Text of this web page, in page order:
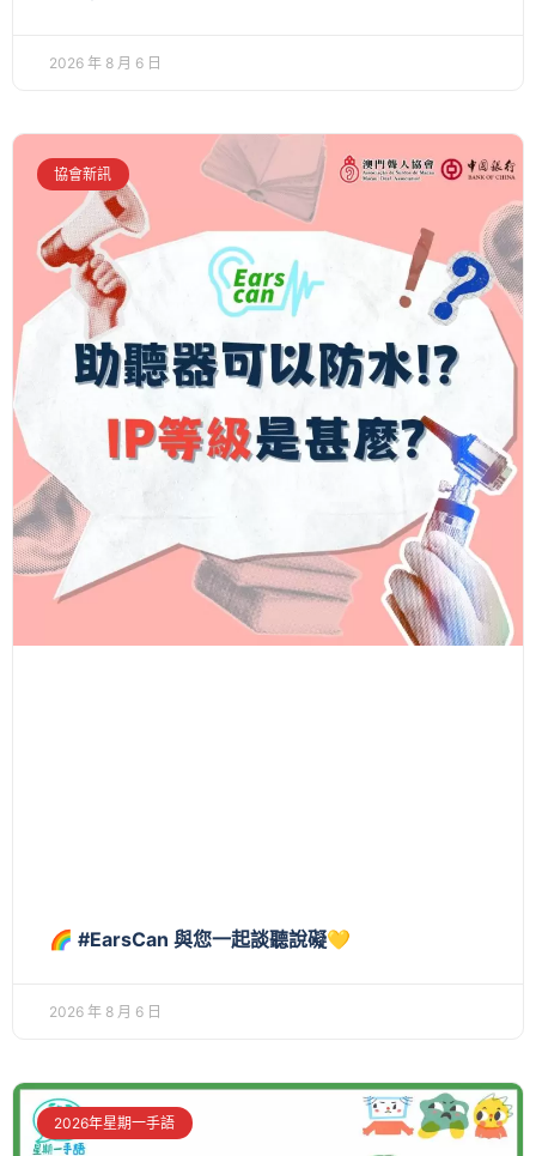
2026 年 8 月 6 日
協會新訊
🌈 #EarsCan 與您一起談聽說礙💛
2026 年 8 月 6 日
2026年星期一手語